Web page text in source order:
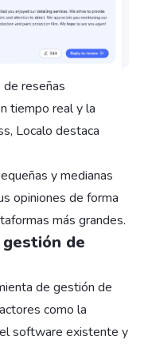
reseñas
tiempo real y la
Localo destaca
y medianas
opiniones de forma
más grandes.
de
de gestión de
como la
software existente y